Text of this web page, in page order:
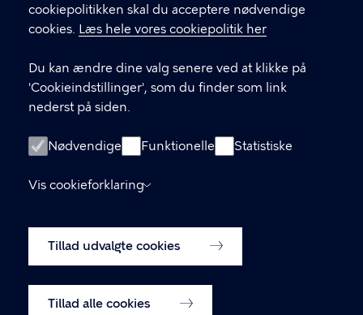
cookiepolitikken skal du acceptere nødvendige
cookies. Læs hele vores cookiepolitik her
Du kan ændre dine valg senere ved at klikke på
'Cookieindstillinger', som du finder som link
nederst på siden.
Nødvendige Funktionelle Statistiske
Vis cookieforklaring
Tillad udvalgte cookies
Tillad alle cookies
Tirsdag: 10-17
Onsdag: 10-15
Københavns Kommune
Kultur- og Fritidsforvaltningen
1602 København V
LINKS
Cookieindstillinger